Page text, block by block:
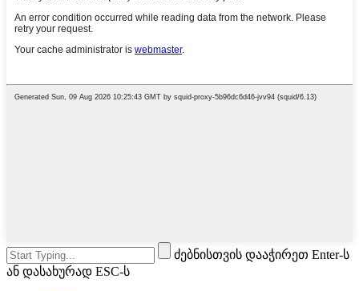
ძებნისთვის დააჭირეთ Enter-ს
ან დასახურად ESC-ს